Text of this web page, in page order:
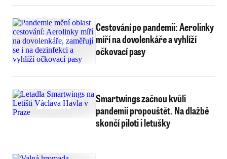
Cestování po pandemii: Aerolinky
míří na dovolenkáře a vyhlíží
očkovací pasy
Smartwings začnou kvůli
pandemii propouštět. Na dlažbě
skončí piloti i letušky